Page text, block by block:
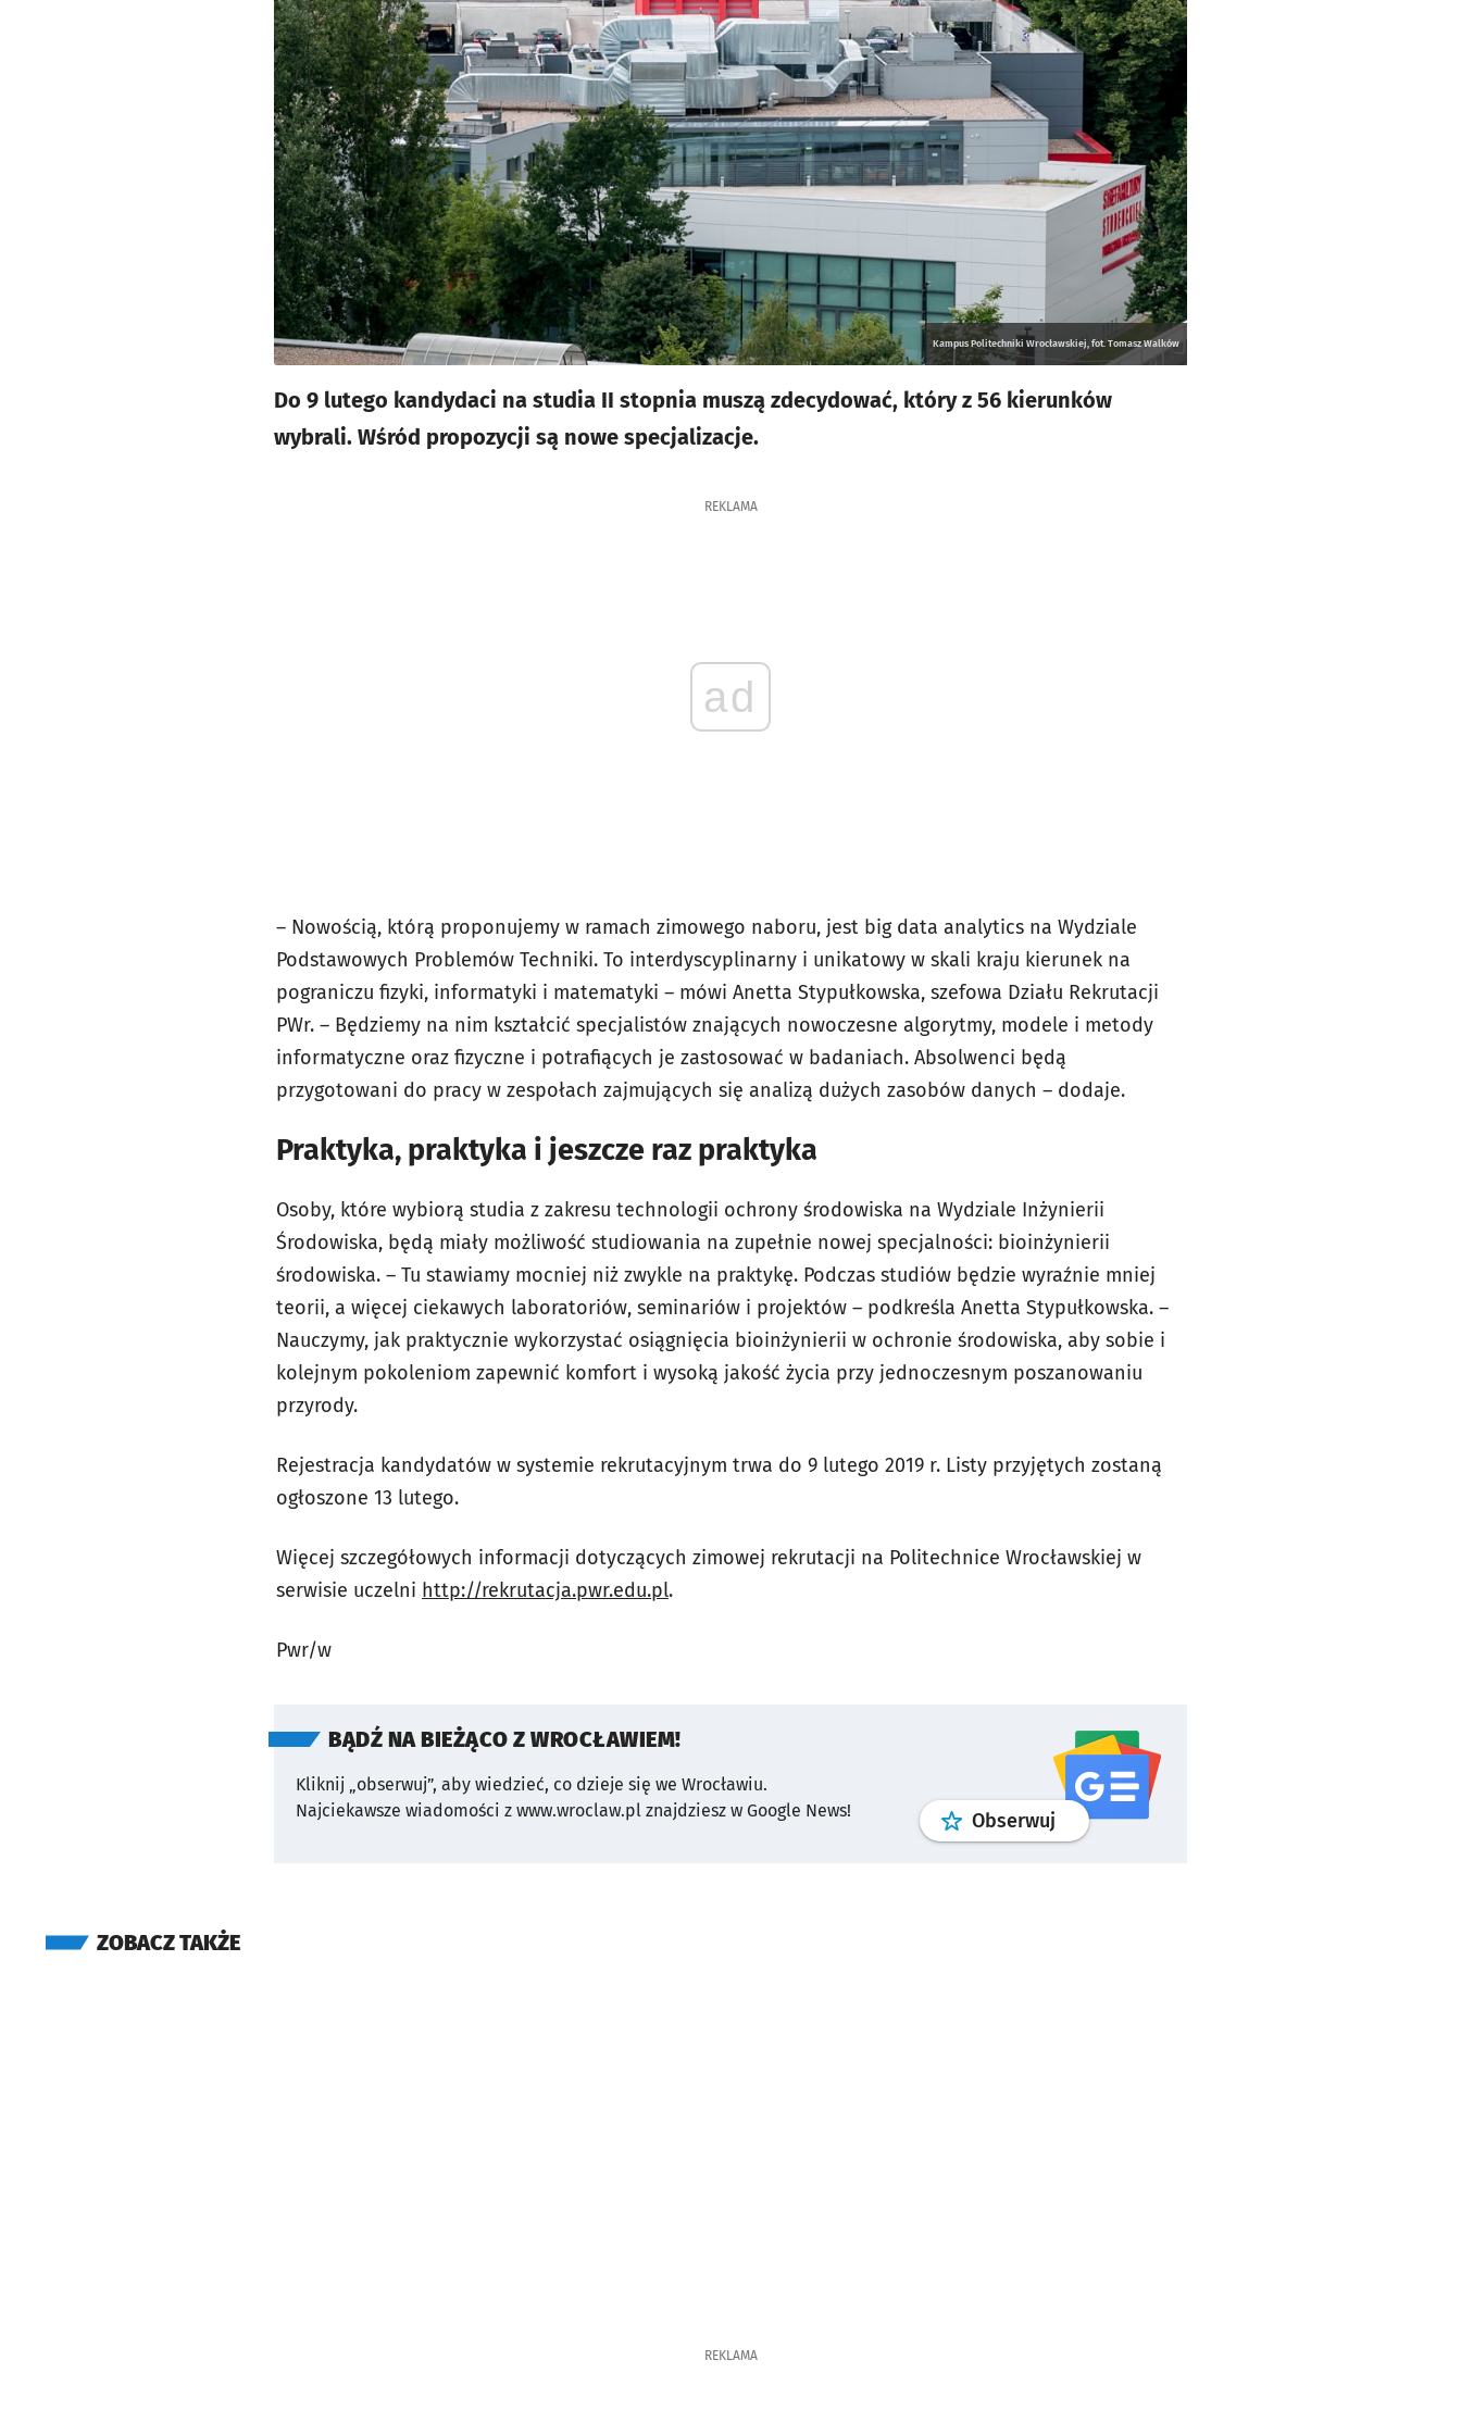
Kampus Politechniki Wrocławskiej, fot. Tomasz Walków
Do 9 lutego kandydaci na studia II stopnia muszą zdecydować, który z 56 kierunków
wybrali. Wśród propozycji są nowe specjalizacje.
REKLAMA
ad
– Nowością, którą proponujemy w ramach zimowego naboru, jest big data analytics na Wydziale
Podstawowych Problemów Techniki. To interdyscyplinarny i unikatowy w skali kraju kierunek na
pograniczu fizyki, informatyki i matematyki – mówi Anetta Stypułkowska, szefowa Działu Rekrutacji
PWr. – Będziemy na nim kształcić specjalistów znających nowoczesne algorytmy, modele i metody
informatyczne oraz fizyczne i potrafiących je zastosować w badaniach. Absolwenci będą
przygotowani do pracy w zespołach zajmujących się analizą dużych zasobów danych – dodaje.
Praktyka, praktyka i jeszcze raz praktyka
Osoby, które wybiorą studia z zakresu technologii ochrony środowiska na Wydziale Inżynierii
Środowiska, będą miały możliwość studiowania na zupełnie nowej specjalności: bioinżynierii
środowiska. – Tu stawiamy mocniej niż zwykle na praktykę. Podczas studiów będzie wyraźnie mniej
teorii, a więcej ciekawych laboratoriów, seminariów i projektów – podkreśla Anetta Stypułkowska. –
Nauczymy, jak praktycznie wykorzystać osiągnięcia bioinżynierii w ochronie środowiska, aby sobie i
kolejnym pokoleniom zapewnić komfort i wysoką jakość życia przy jednoczesnym poszanowaniu
przyrody.
Rejestracja kandydatów w systemie rekrutacyjnym trwa do 9 lutego 2019 r. Listy przyjętych zostaną
ogłoszone 13 lutego.
Więcej szczegółowych informacji dotyczących zimowej rekrutacji na Politechnice Wrocławskiej w
serwisie uczelni http://rekrutacja.pwr.edu.pl.
Pwr/w
BĄDŹ NA BIEŻĄCO Z WROCŁAWIEM!
Kliknij „obserwuj”, aby wiedzieć, co dzieje się we Wrocławiu.
Najciekawsze wiadomości z www.wroclaw.pl znajdziesz w Google News!
Obserwuj profilgoogle news
ZOBACZ TAKŻE
REKLAMA